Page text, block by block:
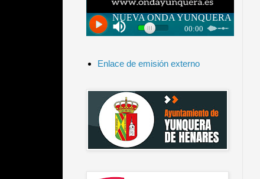
Enlace de emisión externo